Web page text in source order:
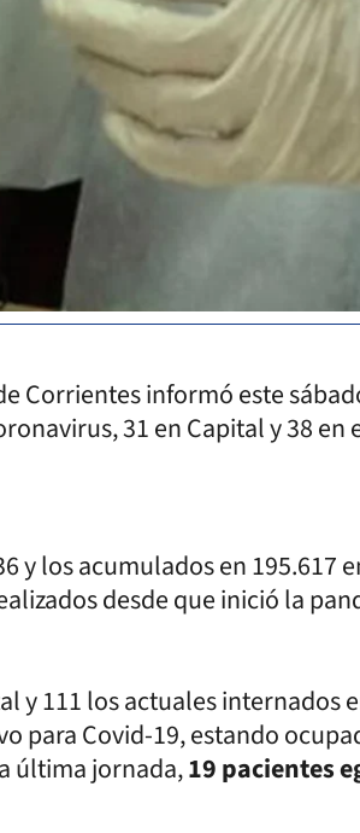
Corrientes informó este
31 en Capital y 38 en
y los acumulados en 195.617
desde que inició la
y 111 los actuales internados
para Covid-19, estando
última jornada,19 pacientes